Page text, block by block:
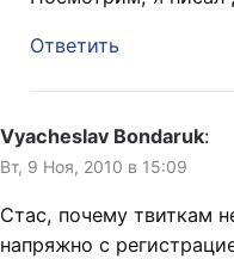
Ответить
Vyacheslav Bondaruk:
Вт, 9 Ноя, 2010 в 15:09
Стас, почему твиткам
напряжно с